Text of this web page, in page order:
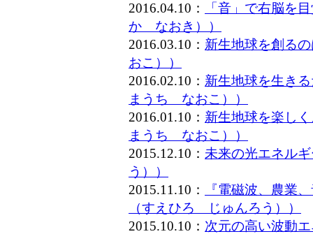
2016.04.10：
「音」で右脳を
か なおき））
2016.03.10： 新生地球を創る
おこ））
2016.02.10： 新生地球を生き
まうち なおこ））
2016.01.10： 新生地球を楽し
まうち なおこ））
2015.12.10： 未来の光エネル
う））
2015.11.10：
『電磁波、農業
（すえひろ じゅんろう））
2015.10.10： 次元の高い波動